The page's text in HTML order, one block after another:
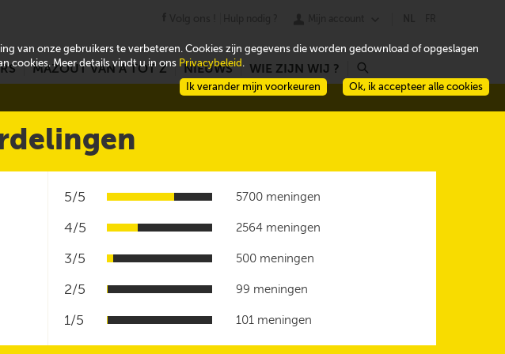
MAZOUT VAN A TOT Z NIEUWS WIE ZIJN WIJ ? r
5/5 5700 meningen
4/5 2564 meningen
3/5 500 meningen
2/5 99 meningen
1/5 101 meningen
van onze gebruikers te verbeteren. Cookies zijn gegevens die worden gedownload of opgeslagen
cookies. Meer details vindt u in ons Privacybeleid .
Ok, ik accepteer alle cookies
Ik verander mijn voorkeuren